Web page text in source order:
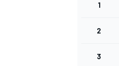
1
2
3